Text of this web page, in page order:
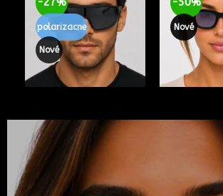
polarizacne
Nové
Nové